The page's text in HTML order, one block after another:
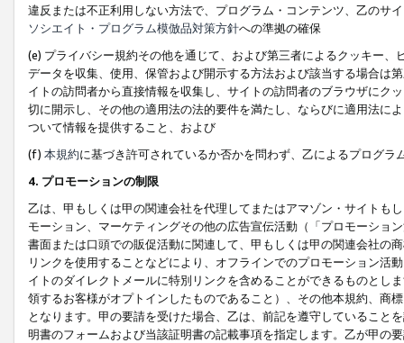
違反または不正利用しない方法で、プログラム・コンテンツ、乙のサ
ソシエイト・プログラム模倣品対策方針への準拠の確保
(e) プライバシー規約その他を通じて、および第三者によるクッキー
データを収集、使用、保管および開示する方法および該当する場合は
イトの訪問者から直接情報を収集し、サイトの訪問者のブラウザにク
切に開示し、その他の適用法の法的要件を満たし、ならびに適用法に
ついて情報を提供すること、および
(f) 本規約に基づき許可されているか否かを問わず、乙によるプログ
4. プロモーションの制限
乙は、甲もしくは甲の関連会社を代理してまたはアマゾン・サイトも
モーション、マーケティングその他の広告宣伝活動（「プロモーショ
書面または口頭での販促活動に関連して、甲もしくは甲の関連会社の
リンクを使用することなどにより、オフラインでのプロモーション活
イトのダイレクトメールに特別リンクを含めることができるものとし
領するお客様がオプトインしたものであること）、その他本規約、商
となります。甲の要請を受けた場合、乙は、前記を遵守していること
明書のフォームおよび当該証明書の記載事項を指定します。乙が甲の